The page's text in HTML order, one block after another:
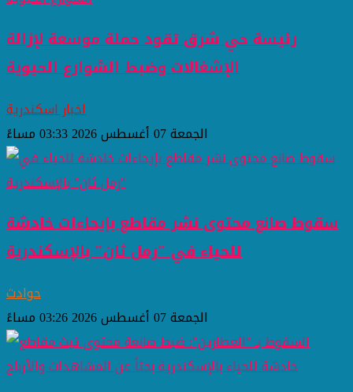
رئيسة حي شرق تقود حملة موسعة لإزالة
الإشغالات وضبط الشوارع الحيوية
اخبار اسكندرية
الجمعة 07 أغسطس 2026 03:33 مساءً
سقوط صانع محتوى نشر مقاطع بإيحاءات خادشة
للحياء في "رمل ثان" بالإسكندرية
حوادث
الجمعة 07 أغسطس 2026 03:26 مساءً